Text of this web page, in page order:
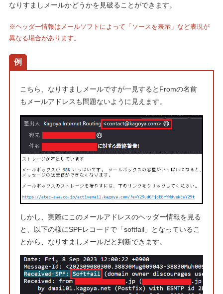
なりすましメールかどうかを見破ることができます。
※ヘッダー情報はメールソフトによって「ソースを表示」など表現が
異なる場合があります。
例
こちら、なりすましメールですが一見するとFromの名前
もメールアドレスも問題ないように見えます。
しかし、実際にこのメールアドレスのヘッダー情報を見る
と、以下の様にSPFレコードで「softfail」となっているこ
とから、なりすましメールだと判断できます。